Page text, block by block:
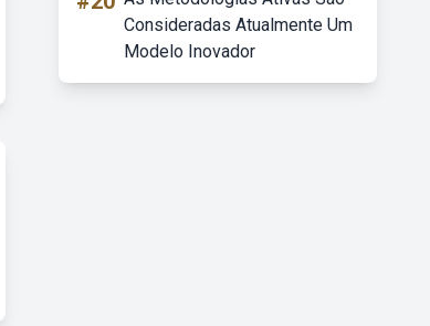
Consideradas Atualmente Um
Modelo Inovador